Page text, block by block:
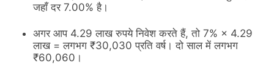
जहाँ दर 7.00% है।
अगर आप 4.29 लाख रुपये निवेश करते हैं, तो 7% × 4.29
लाख = लगभग ₹30,030 प्रति वर्ष। दो साल में लगभग
₹60,060।